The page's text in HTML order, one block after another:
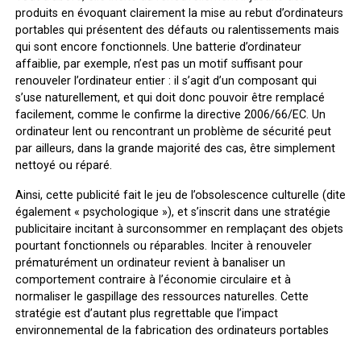
produits en évoquant clairement la mise au rebut d’ordinateurs
portables qui présentent des défauts ou ralentissements mais
qui sont encore fonctionnels. Une batterie d’ordinateur
affaiblie, par exemple, n’est pas un motif suffisant pour
renouveler l’ordinateur entier : il s’agit d’un composant qui
s’use naturellement, et qui doit donc pouvoir être remplacé
facilement, comme le confirme la directive 2006/66/EC. Un
ordinateur lent ou rencontrant un problème de sécurité peut
par ailleurs, dans la grande majorité des cas, être simplement
nettoyé ou réparé.
Ainsi, cette publicité fait le jeu de l’obsolescence culturelle (dite
également « psychologique »), et s’inscrit dans une stratégie
publicitaire incitant à surconsommer en remplaçant des objets
pourtant fonctionnels ou réparables. Inciter à renouveler
prématurément un ordinateur revient à banaliser un
comportement contraire à l’économie circulaire et à
normaliser le gaspillage des ressources naturelles. Cette
stratégie est d’autant plus regrettable que l’impact
environnemental de la fabrication des ordinateurs portables